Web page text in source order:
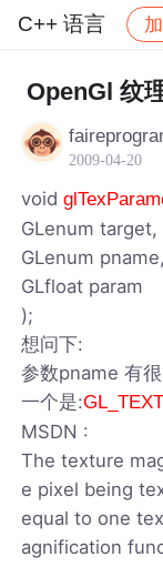
C++ 语言
社区 C++ 语
OpenGl 纹
2009-04-20
void
GLenum target,
GLenum pname,
GLfloat param
);
想问下:
参数pname 有
一个是:
MSDN :
The texture
e pixel being
equal to one
agnification